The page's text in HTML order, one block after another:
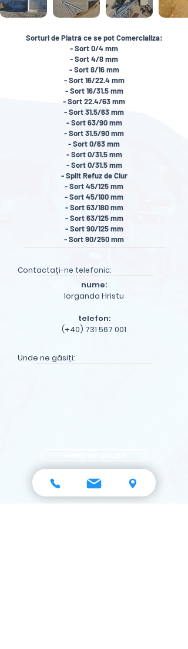
Sorturi de Piatră ce se pot Comercializa:
- Sort 0/4 mm
- Sort 4/8 mm
- Sort 8/16 mm
- Sort 16/22.4 mm
- Sort 16/31.5 mm
- Sort 22.4/63 mm
- Sort 31.5/63 mm
- Sort 63/90 mm
- Sort 31.5/90 mm
- Sort 0/63 mm
- Sort 0/31.5 mm
- Sort 0/31.5 mm
- Split Refuz de Ciur
- Sort 45/125 mm
- Sort 45/180 mm
- Sort 63/180 mm
- Sort 63/125 mm
- Sort 90/125 mm
- Sort 90/250 mm
Contactați-ne telefonic:
nume:
Iorganda Hristu
telefon:
(+40) 731 567 001
Unde ne găsiți: